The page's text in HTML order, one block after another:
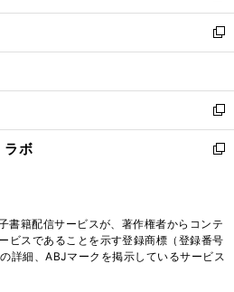
開
く
ウ
で
開
ン
ド
ウ
開
く
ウ
ィ
ン
ウ
で
開
く
し
い
ウ
ン
ド
ウ
で
新
し
ウ
ィ
ン
ド
く
新
し
い
ド
ウ
で
ラボ
新
ィ
ン
ド
書籍配信サービスが、著作権者からコンテ
ビスであることを示す登録商標（登録番号
詳細、ABJマークを掲示しているサービス